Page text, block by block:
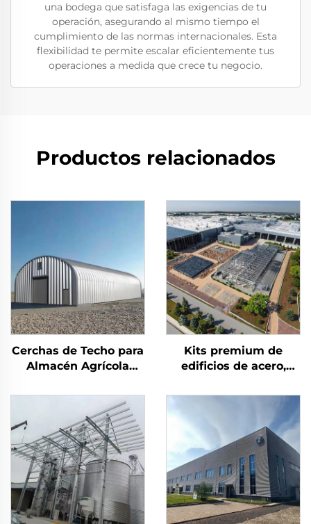
una bodega que satisfaga las exigencias de tu
operación, asegurando al mismo tiempo el
cumplimiento de las normas internacionales. Esta
flexibilidad te permite escalar eficientemente tus
operaciones a medida que crece tu negocio.
Productos relacionados
Cerchas de Techo para
Almacén Agrícola
Metal Cobertizo de
Acero Edificio de
Almacenamiento de
Acero Duradero
Kits premium de
edificios de acero,
edificios para
almacenes, costo de
edificios de acero